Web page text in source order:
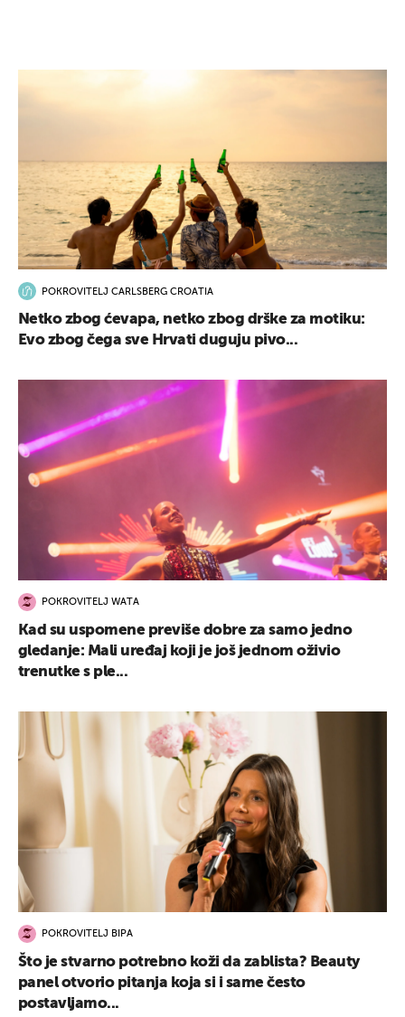
POKROVITELJ CARLSBERG CROATIA
Netko zbog ćevapa, netko zbog drške za motiku:
Evo zbog čega sve Hrvati duguju pivo...
POKROVITELJ WATA
Kad su uspomene previše dobre za samo jedno
gledanje: Mali uređaj koji je još jednom oživio
trenutke s ple...
POKROVITELJ BIPA
Što je stvarno potrebno koži da zablista? Beauty
panel otvorio pitanja koja si i same često
postavljamo...